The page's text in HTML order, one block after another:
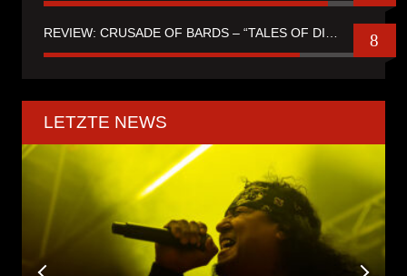
REVIEW: CRUSADE OF BARDS – “TALES OF DISTANT WORLDS“ 8
LETZTE NEWS